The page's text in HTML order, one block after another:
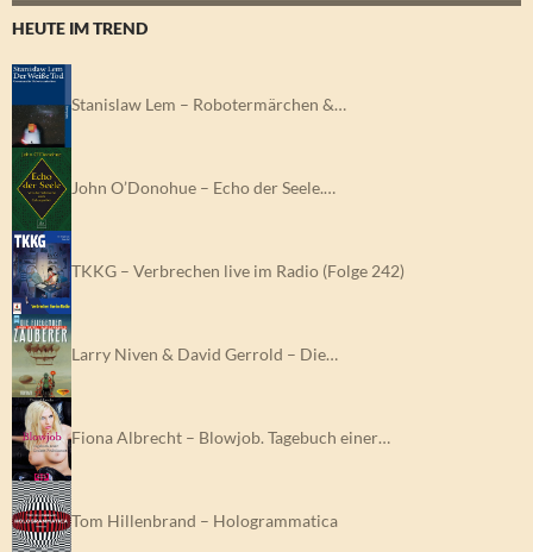
HEUTE IM TREND
Stanislaw Lem – Robotermärchen &…
John O’Donohue – Echo der Seele.…
TKKG – Verbrechen live im Radio (Folge 242)
Larry Niven & David Gerrold – Die…
Fiona Albrecht – Blowjob. Tagebuch einer…
Tom Hillenbrand – Hologrammatica